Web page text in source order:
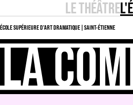
LE THÉÂTRE
ÉCOLE SUPÉRIEURE D’ART DRAMATIQUE | SAINT-ÉTIENNE